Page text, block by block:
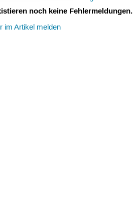
noch keine Fehlermeldungen.
im Artikel melden